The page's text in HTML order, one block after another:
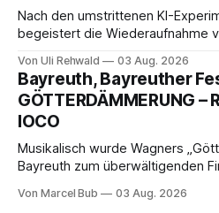
Nach den umstrittenen KI-
begeistert die Wiederaufnahme
Musik und einem neuen
Nicholas Brownlee sorgen für
Bayreuther Festspiele 2026.
Von Uli Rehwald 03 Aug. 2026
Bayreuth, Bayreuther
GÖTTERDÄMMERUNG
IOCO
Musikalisch wurde Wagners
Bayreuth zum überwältigenden
exzellentes Sängerensemble
Von Marcel Bub 03 Aug. 2026